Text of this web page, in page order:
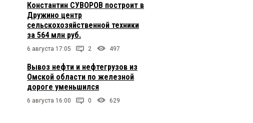
Константин СУВОРОВ построит в
Дружино центр
сельскохозяйственной техники
за 564 млн руб.
6 августа 17:05 2 497
Вывоз нефти и нефтегрузов из
Омской области по железной
дороге уменьшился
6 августа 16:00 0 629